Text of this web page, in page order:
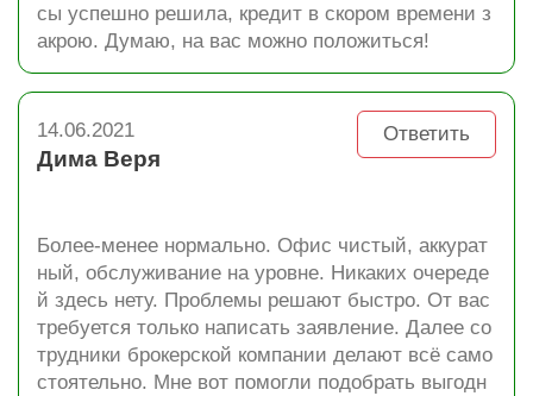
сы успешно решила, кредит в скором времени з
акрою. Думаю, на вас можно положиться!
Ответить
14.06.2021
Дима Веря
Более-менее нормально. Офис чистый, аккурат
ный, обслуживание на уровне. Никаких очереде
й здесь нету. Проблемы решают быстро. От вас
требуется только написать заявление. Далее со
трудники брокерской компании делают всё само
стоятельно. Мне вот помогли подобрать выгодн